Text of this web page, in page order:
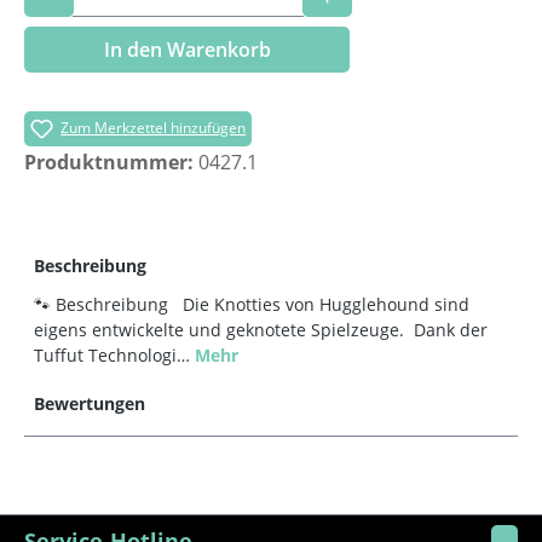
In den Warenkorb
Zum Merkzettel hinzufügen
Produktnummer: 0427.1
Beschreibung
🐾 Beschreibung Die Knotties von Hugglehound sind
eigens entwickelte und geknotete Spielzeuge. Dank der
Tuffut Technologi… Mehr
Bewertungen